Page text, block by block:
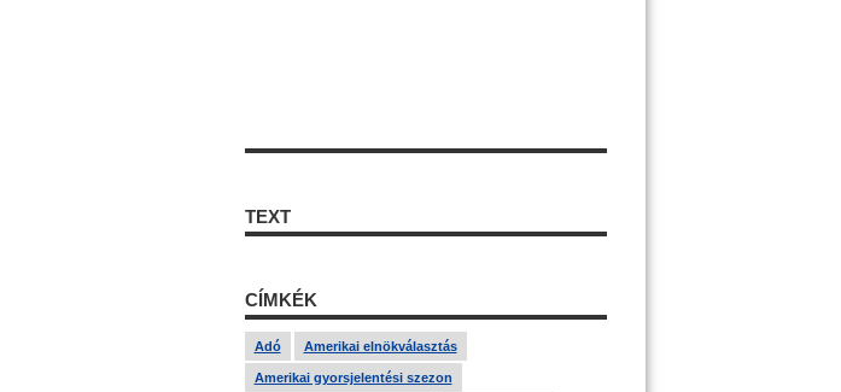
TEXT
CÍMKÉK
Adó Amerikai elnökválasztás
Amerikai gyorsjelentési szezon